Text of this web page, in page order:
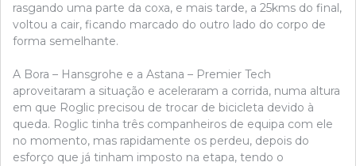
rasgando uma parte da coxa, e mais tarde, a 25kms do final,
voltou a cair, ficando marcado do outro lado do corpo de
forma semelhante.
A Bora – Hansgrohe e a Astana – Premier Tech
aproveitaram a situação e aceleraram a corrida, numa altura
em que Roglic precisou de trocar de bicicleta devido à
queda. Roglic tinha três companheiros de equipa com ele
no momento, mas rapidamente os perdeu, depois do
esforço que já tinham imposto na etapa, tendo o